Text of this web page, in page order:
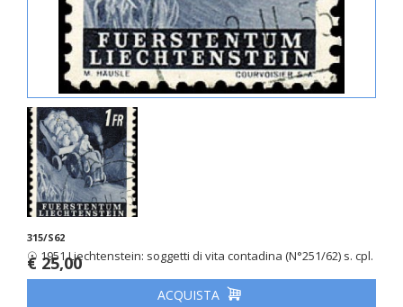
315/S62
☉ 1951 Liechtenstein: soggetti di vita contadina (N°251/62) s. cpl.
€ 25,00
ACQUISTA